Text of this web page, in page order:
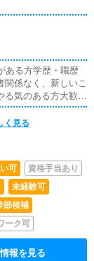
ある方学歴・職歴
関係なく、新しいこ
る気のある方大歓迎
しますので、やる気
雇用契約、業務委
く見る
可
資格手当あり
未経験可
部候補
ーク可
報を見る